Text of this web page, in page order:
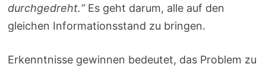
durchgedreht.“Es geht darum, alle auf den
gleichen Informationsstand zu bringen.
Erkenntnisse gewinnen bedeutet, das Problem zu